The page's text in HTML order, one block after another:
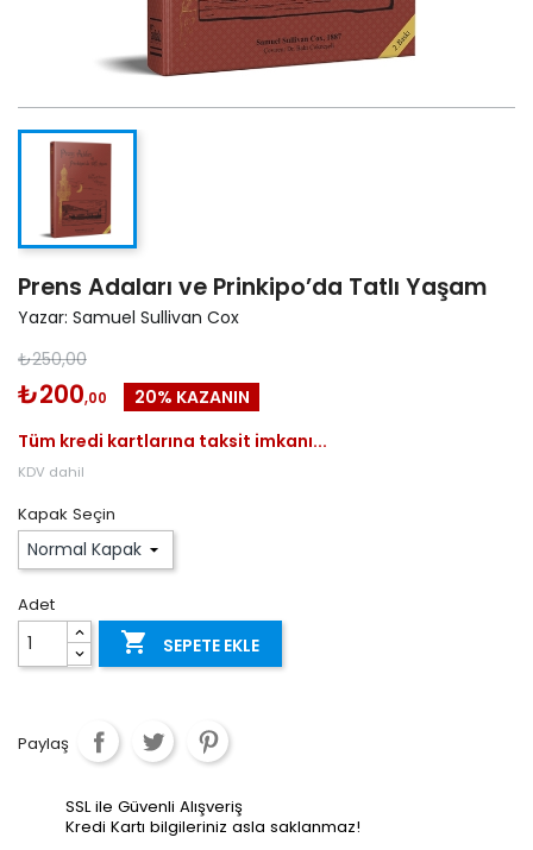
Prens Adaları ve Prinkipo’da Tatlı Yaşam
Yazar: Samuel Sullivan Cox
₺250,00
₺200,00
20% KAZANIN
Tüm kredi kartlarına taksit imkanı...
KDV dahil
Kapak Seçin
Adet
 SEPETE EKLE
Paylaş
SSL ile Güvenli Alışveriş
Kredi Kartı bilgileriniz asla saklanmaz!